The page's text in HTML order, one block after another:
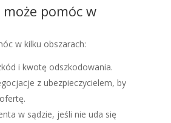
pomóc w
w kilku obszarach:
i kwotę odszkodowania.
z ubezpieczycielem, by
w sądzie, jeśli nie uda się